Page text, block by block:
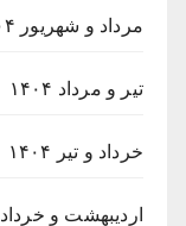
مرداد و شهریور ۱۴۰۴
تیر و مرداد ۱۴۰۴
خرداد و تیر ۱۴۰۴
اردیبهشت و خرداد ۱۴۰۴